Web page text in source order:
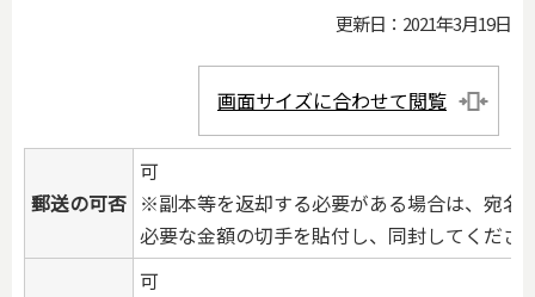
更新日：2021年3月19日
画面サイズに合わせて閲覧
郵送の可否
可
※副本等を返却する必要がある場合は、宛名
必要な金額の切手を貼付し、同封してくださ
可